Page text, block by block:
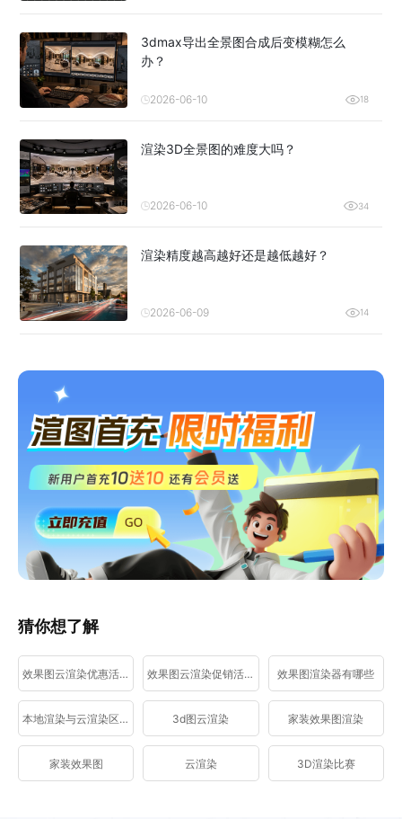
3dmax导出全景图合成后变模糊怎么
办？
2026-06-10 18
渲染3D全景图的难度大吗？
2026-06-10 34
渲染精度越高越好还是越低越好？
2026-06-09 14
猜你想了解
效果图云渲染优惠活动 效果图云渲染促销活动 效果图渲染器有哪些
本地渲染与云渲染区别 3d图云渲染 家装效果图渲染
家装效果图 云渲染 3D渲染比赛